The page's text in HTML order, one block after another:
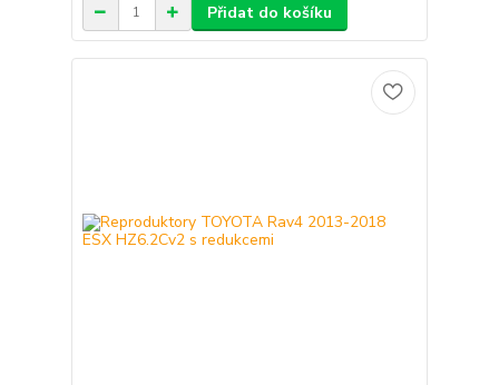
Přidat do košíku